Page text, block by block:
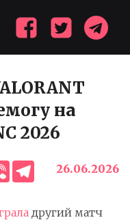
на
2026
Viber Telegram
26.06.2026
другий матч